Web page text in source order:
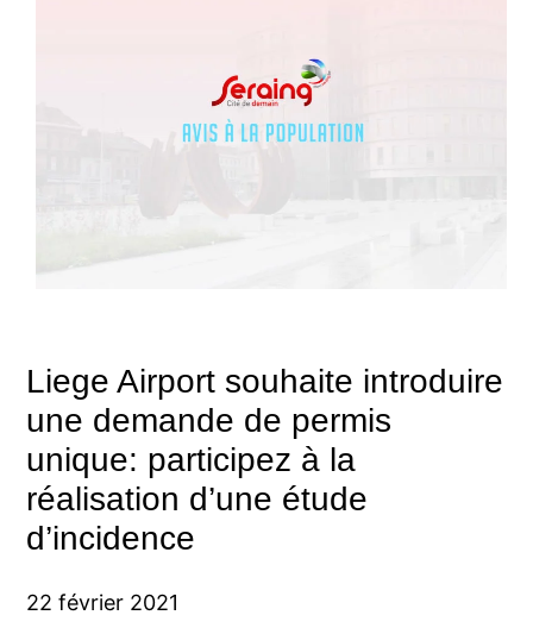
Liege Airport souhaite introduire
une demande de permis
unique: participez à la
réalisation d’une étude
d’incidence
22 février 2021